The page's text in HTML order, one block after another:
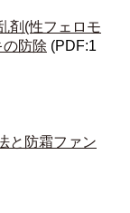
剤(性フェロモ
防除 (PDF:1
と防霜ファン